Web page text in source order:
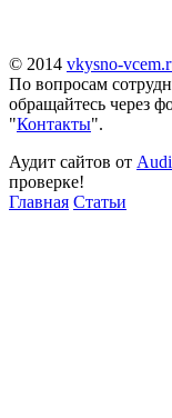
© 2014 vkysno-
По вопросам
обращайтесь через
"Контакты".
Аудит сайтов от
проверке!
Главная Статьи